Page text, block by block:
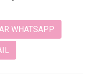
WHATSAPP